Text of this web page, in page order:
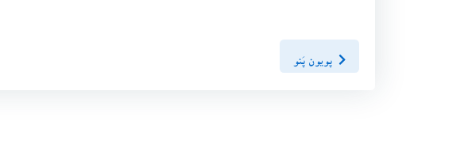
پويون پَنو